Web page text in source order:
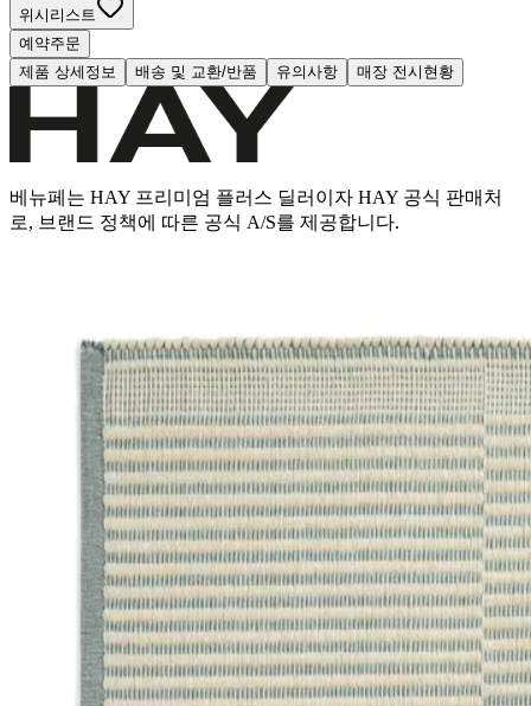
위시리스트
예약주문
제품 상세정보
배송 및 교환/반품 유의사항 매장 전시현황
베뉴페는 HAY 프리미엄 플러스 딜러이자 HAY 공식 판매처
로, 브랜드 정책에 따른 공식 A/S를 제공합니다.